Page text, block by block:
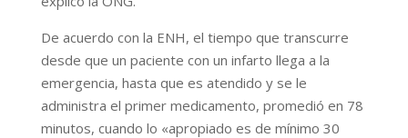
De acuerdo con la ENH, el tiempo que transcurre
desde que un paciente con un infarto llega a la
emergencia, hasta que es atendido y se le
administra el primer medicamento, promedió en 78
minutos, cuando lo «apropiado es de mínimo 30